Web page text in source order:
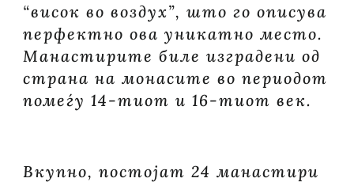
“висок во воздух”, што го описува
перфектно ова уникатно место.
Манастирите биле изградени од
страна на монасите во периодот
помеѓу 14-тиот и 16-тиот век.
Вкупно, постојат 24 манастири